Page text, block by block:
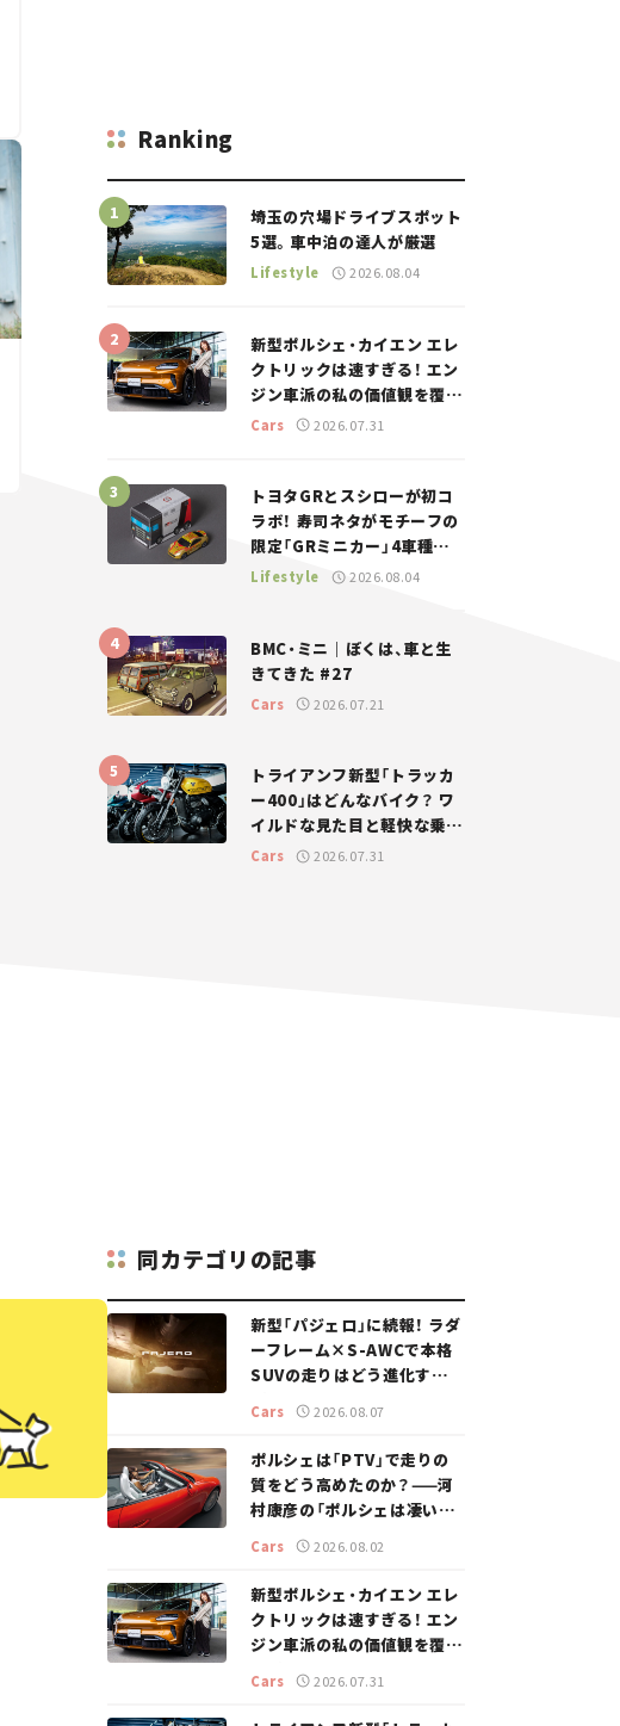
Ranking
埼玉の穴場ドライブスポット
5選。車中泊の達人が厳選
Lifestyle 2026.08.04
新型ポルシェ・カイエン エレ
クトリックは速すぎる！ エン
ジン車派の私の価値観を覆し
た、新しいポルシェの走り。
Cars 2026.07.31
トヨタGRとスシローが初コ
ラボ！ 寿司ネタがモチーフの
限定「GRミニカー」4車種が
登場。入手方法は？【クルマ
Lifestyle 2026.08.04
BMC・ミニ｜ぼくは、車と生
きてきた #27
Cars 2026.07.21
トライアンフ新型「トラッカ
ー400」はどんなバイク？ ワ
イルドな見た目と軽快な乗り
味を両立した400ccフラット
Cars 2026.07.31
同カテゴリの記事
新型「パジェロ」に続報！ ラダ
ーフレーム×S-AWCで本格
SUVの走りはどう進化する？
【新車ニュース】
Cars 2026.08.07
ポルシェは「PTV」で走りの
質をどう高めたのか？——河
村康彦の「ポルシェは凄い！」
Cars 2026.08.02
新型ポルシェ・カイエン エレ
クトリックは速すぎる！ エン
ジン車派の私の価値観を覆し
た、新しいポルシェの走り。
Cars 2026.07.31